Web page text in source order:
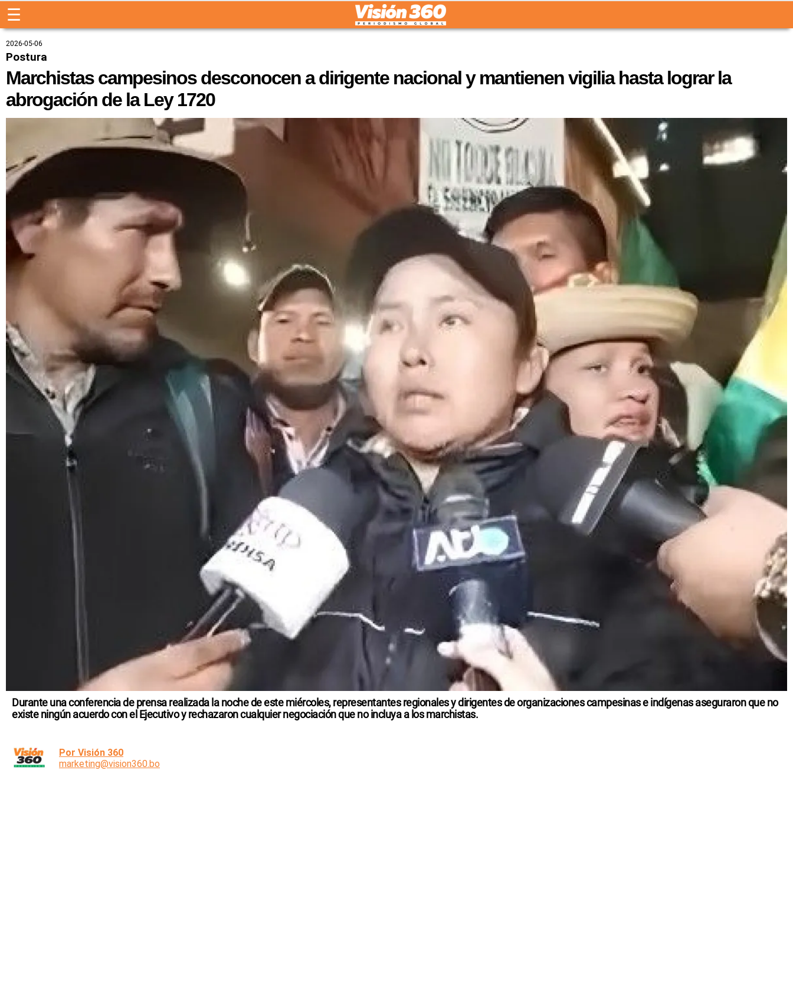
☰
2026-05-06
Postura
Marchistas campesinos desconocen a dirigente nacional y mantienen vigilia hasta lograr la
abrogación de la Ley 1720
Durante una conferencia de prensa realizada la noche de este miércoles, representantes regionales y dirigentes de organizaciones campesinas e indígenas aseguraron que no
existe ningún acuerdo con el Ejecutivo y rechazaron cualquier negociación que no incluya a los marchistas.
Por Visión 360
marketing@vision360.bo